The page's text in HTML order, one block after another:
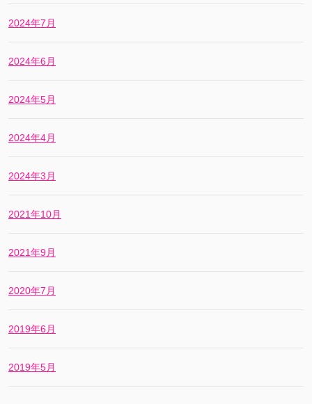
2024年7月
2024年6月
2024年5月
2024年4月
2024年3月
2021年10月
2021年9月
2020年7月
2019年6月
2019年5月